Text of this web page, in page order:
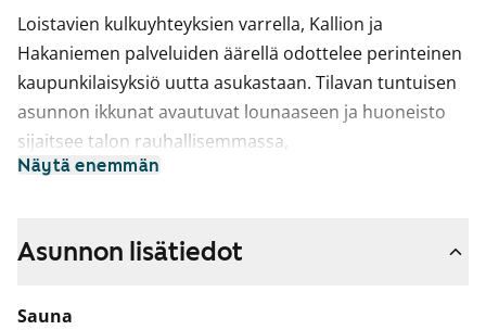
Loistavien kulkuyhteyksien varrella, Kallion ja
Hakaniemen palveluiden äärellä odottelee perinteinen
kaupunkilaisyksiö uutta asukastaan. Tilavan tuntuisen
asunnon ikkunat avautuvat lounaaseen ja huoneisto
sijaitsee talon rauhallisemmassa,
pihanpuolimmaisessa päädyssä.
Näytä enemmän
Asunnon lisätiedot
Sauna